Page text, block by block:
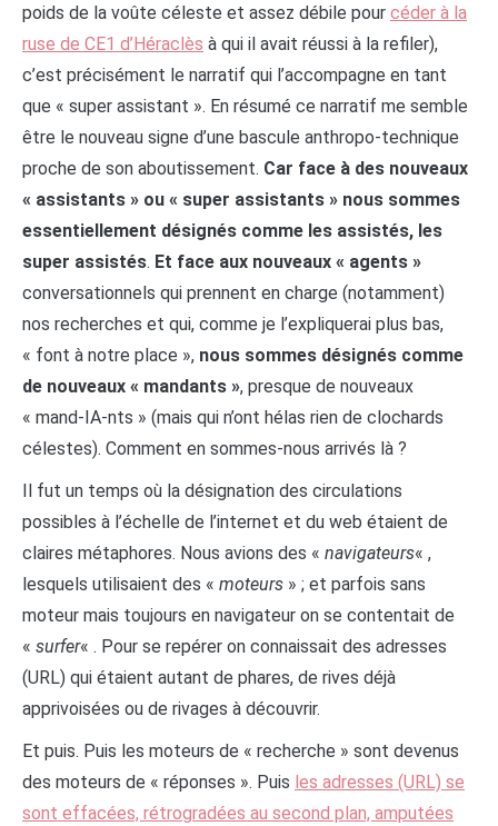
poids de la voûte céleste et assez débile pour céder à la
ruse de CE1 d’Héraclès à qui il avait réussi à la refiler),
c’est précisément le narratif qui l’accompagne en tant
que « super assistant ». En résumé ce narratif me semble
être le nouveau signe d’une bascule anthropo-technique
proche de son aboutissement. Car face à des nouveaux
« assistants » ou « super assistants » nous sommes
essentiellement désignés comme les assistés, les
super assistés. Et face aux nouveaux « agents »
conversationnels qui prennent en charge (notamment)
nos recherches et qui, comme je l’expliquerai plus bas,
« font à notre place », nous sommes désignés comme
de nouveaux « mandants », presque de nouveaux
« mand-IA-nts » (mais qui n’ont hélas rien de clochards
célestes). Comment en sommes-nous arrivés là ?
Il fut un temps où la désignation des circulations
possibles à l’échelle de l’internet et du web étaient de
claires métaphores. Nous avions des « navigateurs« ,
lesquels utilisaient des « moteurs » ; et parfois sans
moteur mais toujours en navigateur on se contentait de
« surfer« . Pour se repérer on connaissait des adresses
(URL) qui étaient autant de phares, de rives déjà
apprivoisées ou de rivages à découvrir.
Et puis. Puis les moteurs de « recherche » sont devenus
des moteurs de « réponses ». Puis les adresses (URL) se
sont effacées, rétrogradées au second plan, amputées